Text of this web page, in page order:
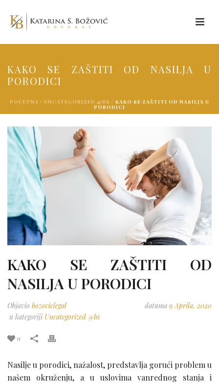
KAKO SE ZAŠTITI OD NASILJA U
PORODICI
POČETNA / UNCATEGORIZED @BS / KAKO SE ZAŠTITI OD NASILJA U
PORODICI
KAKO SE ZAŠTITI OD
NASILJA U PORODICI
Objavio bozoviclegal datuma 9 Aprila, 2020
u kategoriji Uncategorized @bs
11
Nasilje u porodici, nažalost, predstavlja gorući problem u
našem okruženju, a u uslovima vanrednog stanja i